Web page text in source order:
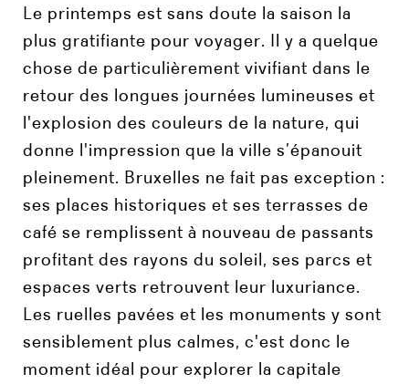
Le printemps est sans doute la saison la
plus gratifiante pour voyager. Il y a quelque
chose de particulièrement vivifiant dans le
retour des longues journées lumineuses et
l'explosion des couleurs de la nature, qui
donne l'impression que la ville s’épanouit
pleinement. Bruxelles ne fait pas exception :
ses places historiques et ses terrasses de
café se remplissent à nouveau de passants
profitant des rayons du soleil, ses parcs et
espaces verts retrouvent leur luxuriance.
Les ruelles pavées et les monuments y sont
sensiblement plus calmes, c'est donc le
moment idéal pour explorer la capitale